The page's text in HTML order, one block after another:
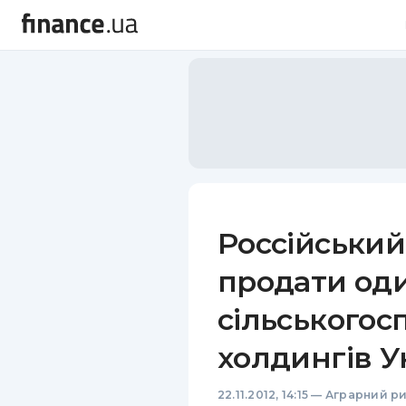
продати
холдингів
22.11.2012, 14:15 — Аграрний